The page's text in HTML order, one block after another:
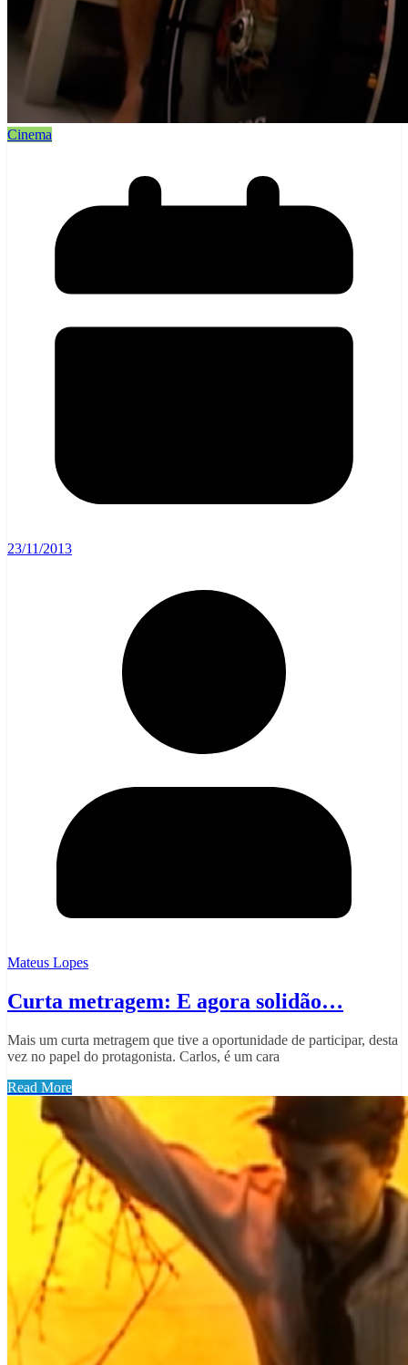
Cinema
23/11/2013
Mateus Lopes
Curta metragem: E agora solidão…
Mais um curta metragem que tive a oportunidade de participar, desta
vez no papel do protagonista. Carlos, é um cara
Read More